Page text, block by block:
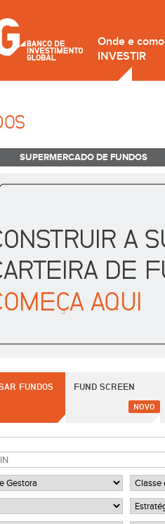
Onde e como
INVESTIR
SUPERMERCADO DE FUNDOS
FUNDOS FUND SCREEN
NOVO